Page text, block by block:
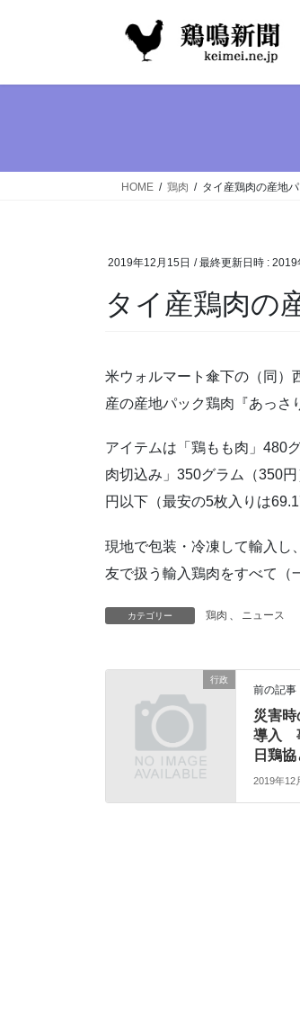
HOME 鶏肉 タイ産鶏肉の産地
2019年12月15日 / 最終更新日時 : 2019
タイ産鶏肉の
米ウォルマート傘下の（同）
産の産地パック鶏肉『あっさ
アイテムは「鶏もも肉」480
肉切込み」350グラム（350
円以下（最安の5枚入りは
現地で包装・冷凍して輸入し
友で扱う輸入鶏肉をすべて（
カテゴリー 鶏肉 ニュース
行政
前の記事
災害
導入
日鶏
2019年12